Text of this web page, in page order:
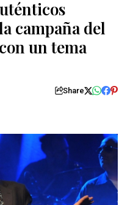
campaña del
un tema
Share